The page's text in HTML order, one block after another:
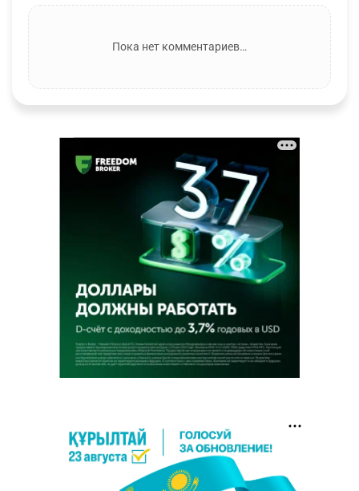
Пока нет комментариев…